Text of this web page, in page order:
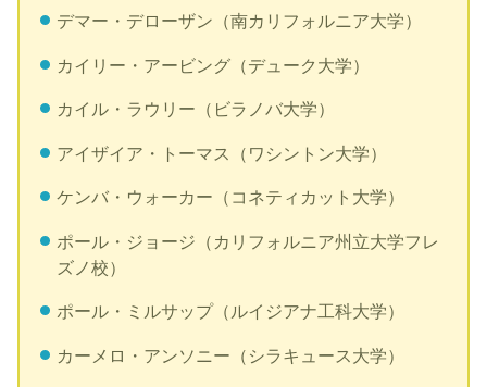
デマー・デローザン（南カリフォルニア大学）
カイリー・アービング（デューク大学）
カイル・ラウリー（ビラノバ大学）
アイザイア・トーマス（ワシントン大学）
ケンバ・ウォーカー（コネティカット大学）
ポール・ジョージ（カリフォルニア州立大学フレ
ズノ校）
ポール・ミルサップ（ルイジアナ工科大学）
カーメロ・アンソニー（シラキュース大学）